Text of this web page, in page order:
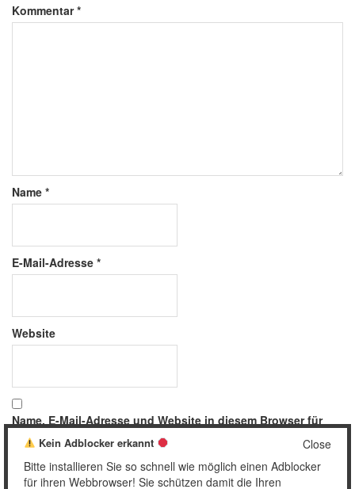
Kommentar*
Name *
E-Mail-Adresse *
Website
Name, E-Mail-Adresse und Website in diesem Browser für
meinen nächsten Kommentar speichern.
Close
Kein Adblocker erkannt
Bitte installieren Sie so schnell wie möglich einen Adblocker
für ihren Webbrowser! Sie schützen damit die Ihren